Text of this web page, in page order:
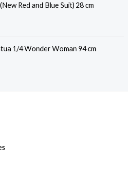
Red and Blue Suit) 28 cm
1/4 Wonder Woman 94 cm